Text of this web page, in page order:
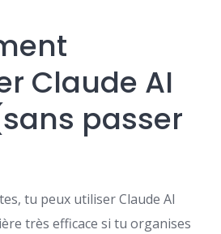
Claude AI
passer
tu peux utiliser Claude AI
très efficace si tu organises